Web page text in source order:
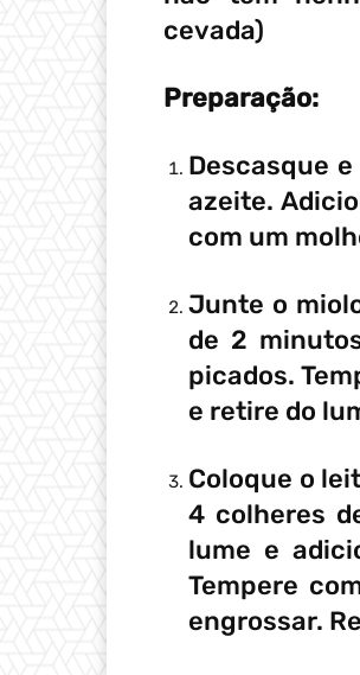
cevada)
Preparação:
Descasque
azeite.
com um
Junte o
de 2
picados.
e retire do
Coloque o
4 colheres
lume e
Tempere
engrossar.